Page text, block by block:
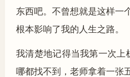
东西吧。不曾想就是这样一
根本影响了我的人生之路。
我清楚地记得当我第一次上
哪都找不到，老师拿着一张